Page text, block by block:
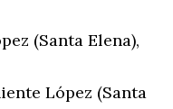
(Santa Elena),
López (Santa